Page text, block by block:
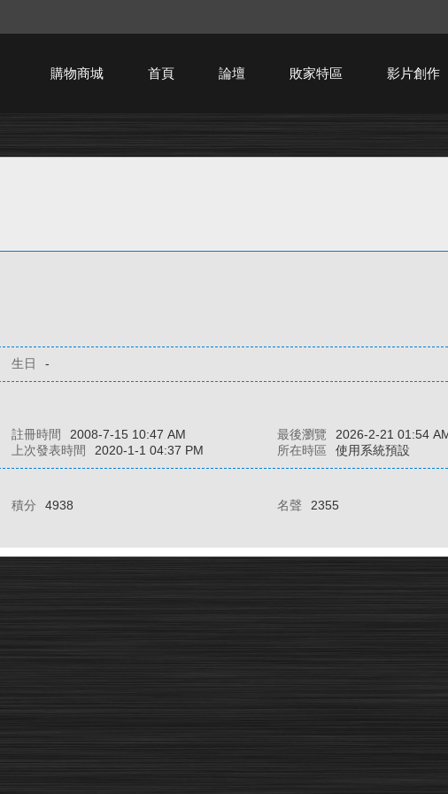
購物商城 首頁 論壇 敗家特區 影片創作
生日 -
註冊時間 2008-7-15 10:47 AM 最後瀏覽
2026-2-21 01:54
上次發表時間 2020-1-1 04:37 PM 所在時區 使用系統預設
積分 4938 名聲
2355